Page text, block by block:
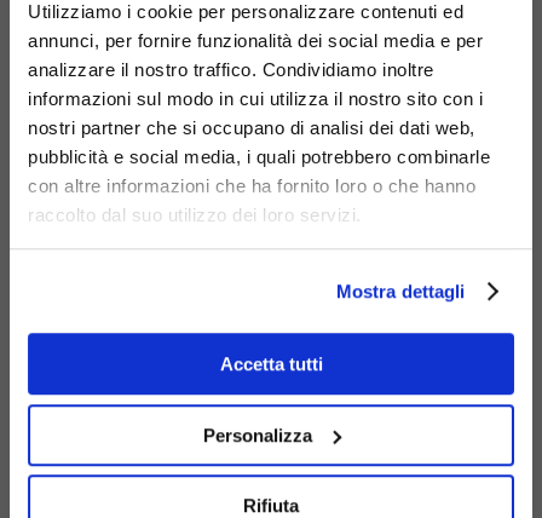
Utilizziamo i cookie per personalizzare contenuti ed
annunci, per fornire funzionalità dei social media e per
analizzare il nostro traffico. Condividiamo inoltre
informazioni sul modo in cui utilizza il nostro sito con i
nostri partner che si occupano di analisi dei dati web,
pubblicità e social media, i quali potrebbero combinarle
con altre informazioni che ha fornito loro o che hanno
raccolto dal suo utilizzo dei loro servizi.
Mostra dettagli
Accetta tutti
Personalizza
Rifiuta
Codice1052:Panchina Artemide
Codice 1052-I:Panchina Artemide Inclusion.